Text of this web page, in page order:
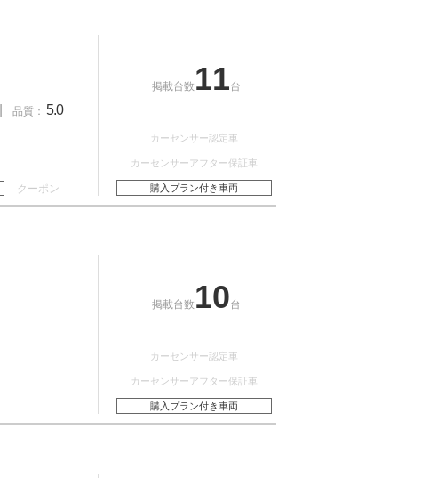
品質： 5.0
クーポン
掲載台数 11台
カーセンサー認定車
カーセンサーアフター保証車
購入プラン付き車両
掲載台数 10台
カーセンサー認定車
カーセンサーアフター保証車
購入プラン付き車両